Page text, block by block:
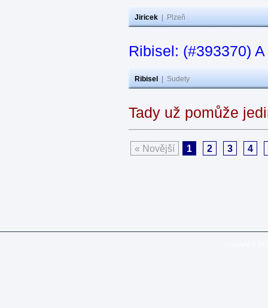
Jiricek Plzeň
Ribisel: (#393370)
Ribisel Sudety
Tady už pomůže
« Novější 1 2 3 4